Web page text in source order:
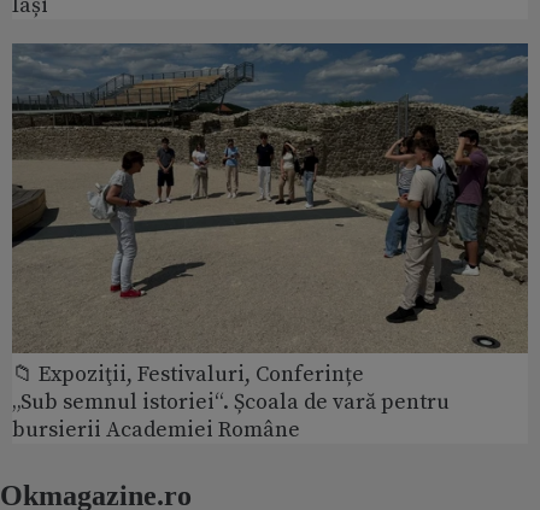
📁 Expoziţii, Festivaluri, Conferințe
„Sub semnul istoriei“. Școala de vară pentru
bursierii Academiei Române
Okmagazine.ro